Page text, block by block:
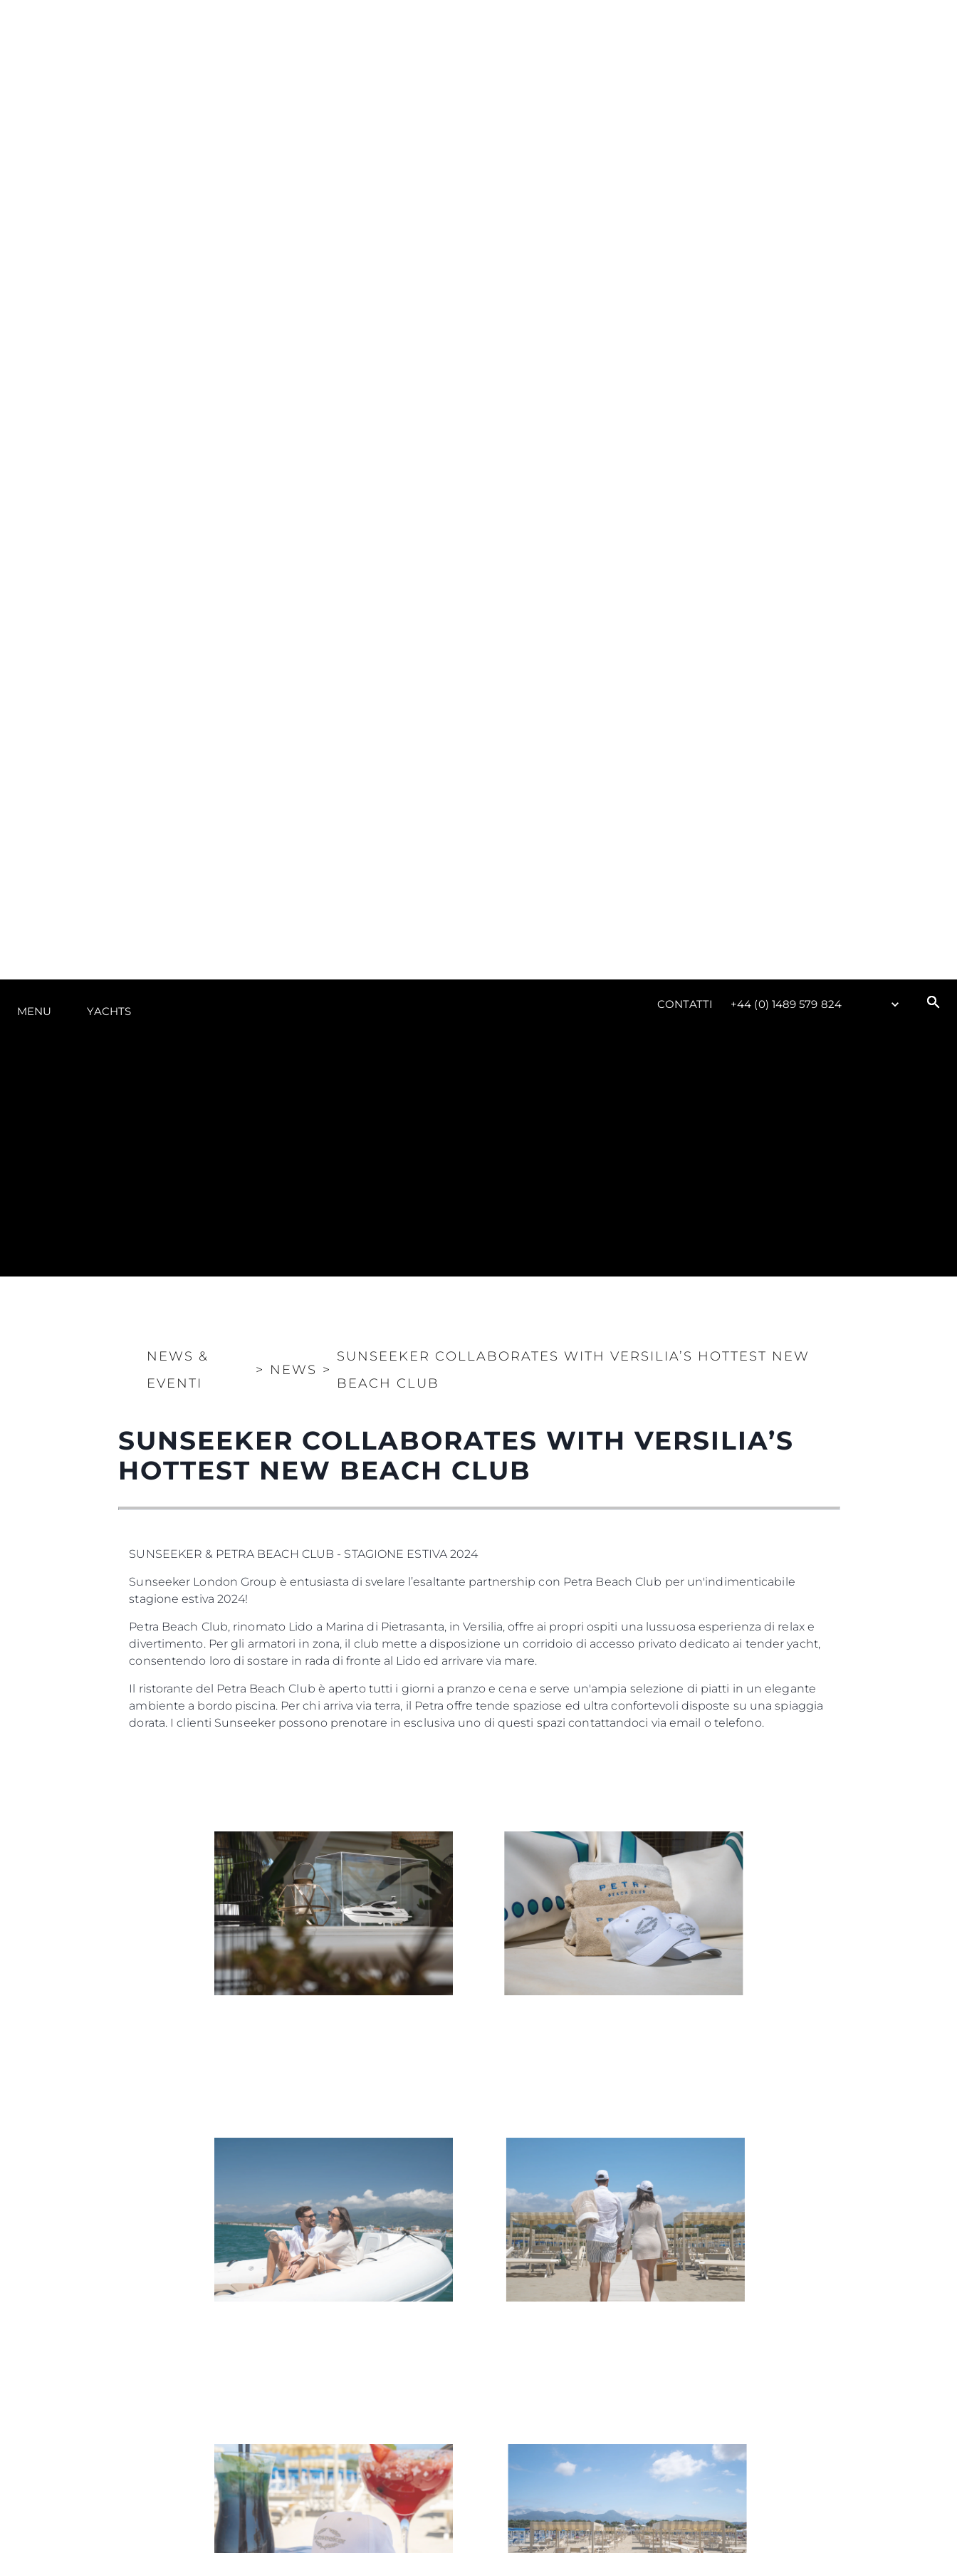
NEWS &
EVENTI
> NEWS >
SUNSEEKER COLLABORATES WITH VERSILIA’S HOTTEST NEW
BEACH CLUB
SUNSEEKER COLLABORATES WITH VERSILIA’S
HOTTEST NEW BEACH CLUB
SUNSEEKER & PETRA BEACH CLUB - STAGIONE ESTIVA 2024
Sunseeker London Group è entusiasta di svelare l’esaltante partnership con Petra Beach Club per un'indimenticabile
stagione estiva 2024!
Petra Beach Club, rinomato Lido a Marina di Pietrasanta, in Versilia, offre ai propri ospiti una lussuosa esperienza di relax e
divertimento. Per gli armatori in zona, il club mette a disposizione un corridoio di accesso privato dedicato ai tender yacht,
consentendo loro di sostare in rada di fronte al Lido ed arrivare via mare.
Il ristorante del Petra Beach Club è aperto tutti i giorni a pranzo e cena e serve un'ampia selezione di piatti in un elegante
ambiente a bordo piscina. Per chi arriva via terra, il Petra offre tende spaziose ed ultra confortevoli disposte su una spiaggia
dorata. I clienti Sunseeker possono prenotare in esclusiva uno di questi spazi contattandoci via email o telefono.
Contatti
Cookies
MODERN SLAVERY
STATEMENT
TERMINI E CONDIZIONI
COOKIE POLICY
RECLUTAMENTO
Eventi
Innovazione
Heritage
Valuta La Tua Imbarcazione